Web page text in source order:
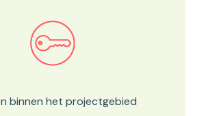
in onze kaartviewer
binnen het projectgebied